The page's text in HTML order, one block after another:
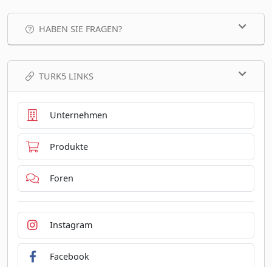
HABEN SIE FRAGEN?
TURK5 LINKS
Unternehmen
Produkte
Foren
Instagram
Facebook